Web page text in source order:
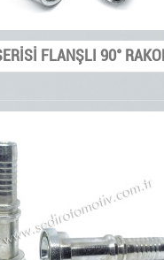
FLANŞLI 90°